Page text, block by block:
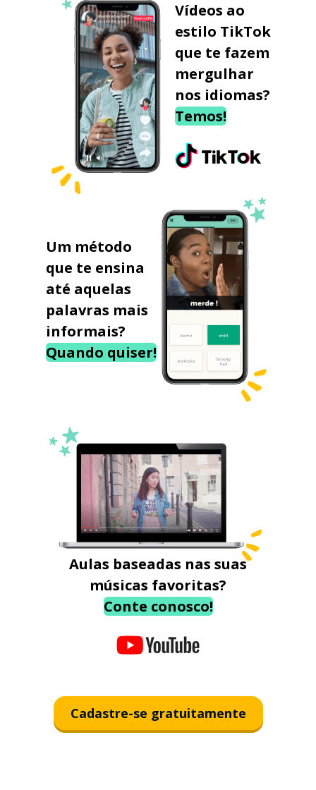
Vídeos ao
estilo TikTok
que te fazem
mergulhar
nos idiomas?
Temos!
Um método
que te ensina
até aquelas
palavras mais
informais?
Quando quiser!
Aulas baseadas nas suas
músicas favoritas?
Conte conosco!
Cadastre-se gratuitamente